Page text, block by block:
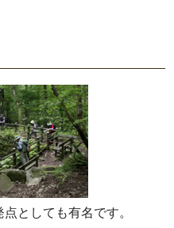
としても有名です。